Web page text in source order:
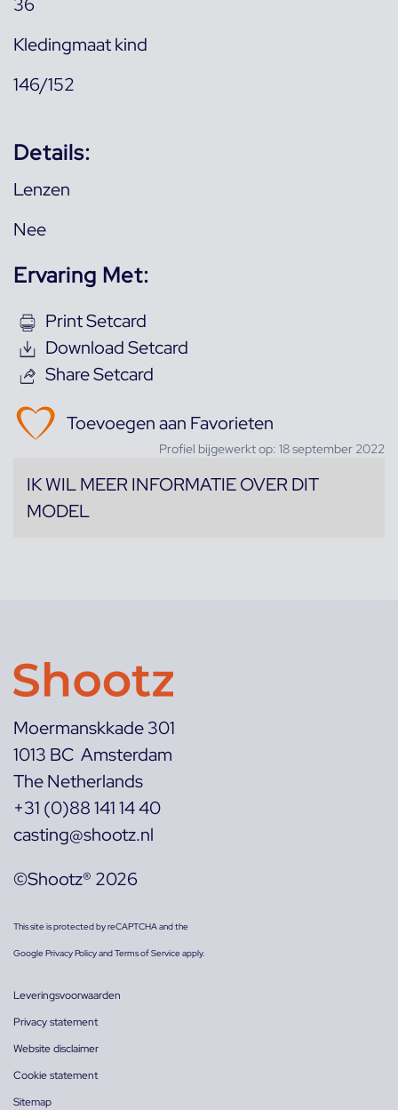
Kledingmaat kind
146/152
Details:
Lenzen
Nee
Ervaring Met:
Print Setcard
Download Setcard
Share Setcard
Toevoegen aan Favorieten
Profiel bijgewerkt op: 18 september 2022
IK WIL MEER INFORMATIE OVER DIT
MODEL
Moermanskkade 301
1013 BC Amsterdam
The Netherlands
+31 (0)88 141 14 40
casting@shootz.nl
©Shootz® 2026
This site is protected by reCAPTCHA and the
GooglePrivacy PolicyandTerms of Serviceapply.
Leveringsvoorwaarden
Privacy statement
Website disclaimer
Cookie statement
Sitemap